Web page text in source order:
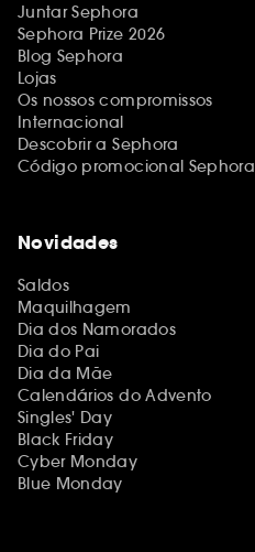
Juntar Sephora
Sephora Prize 2026
Blog Sephora
Lojas
Os nossos compromissos
Internacional
Descobrir a Sephora
Código promocional Sephora
Novidades
Saldos
Maquilhagem
Dia dos Namorados
Dia do Pai
Dia da Mãe
Calendários do Advento
Singles' Day
Black Friday
Cyber Monday
Blue Monday